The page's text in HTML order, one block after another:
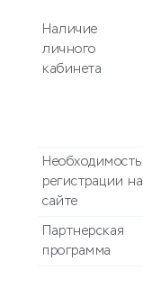
Наличие
личного
кабинета
Необходимость
регистрации на
сайте
Партнерская
программа